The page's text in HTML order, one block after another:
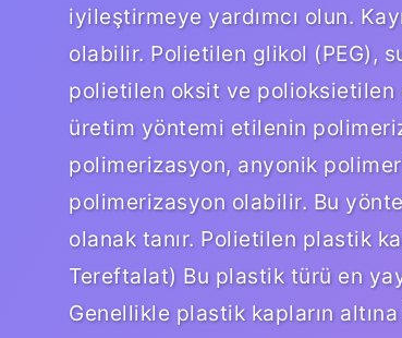
iyileştirmeye yardımcı olun.
olabilir. Polietilen glikol (PEG),
polietilen oksit ve polioksietilen
üretim yöntemi etilenin
polimerizasyon, anyonik
polimerizasyon olabilir. Bu
olanak tanır. Polietilen plastik
Tereftalat) Bu plastik türü en
Genellikle plastik kapların